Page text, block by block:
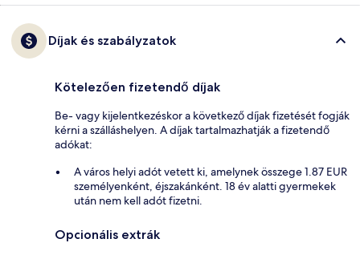
Díjak és szabályzatok
Kötelezően fizetendő díjak
Be- vagy kijelentkezéskor a következő díjak fizetését fogják
kérni a szálláshelyen. A díjak tartalmazhatják a fizetendő
adókat:
A város helyi adót vetett ki, amelynek összege 1.87 EUR
személyenként, éjszakánként. 18 év alatti gyermekek
után nem kell adót fizetni.
Opcionális extrák